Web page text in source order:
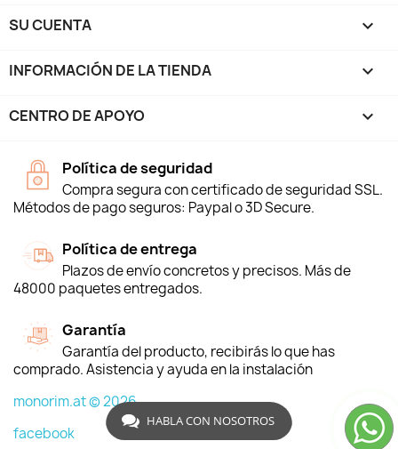
SU CUENTA 
INFORMACIÓN DE LA TIENDA keyboard_arrow_down
CENTRO DE APOYO 
Política de seguridad
Compra segura con certificado de seguridad SSL.
Métodos de pago seguros: Paypal o 3D Secure.
Política de entrega
Plazos de envío concretos y precisos. Más de
48000 paquetes entregados.
Garantía
Garantía del producto, recibirás lo que has
comprado. Asistencia y ayuda en la instalación
monorim.at © 2026
facebook
HABLA CON NOSOTROS